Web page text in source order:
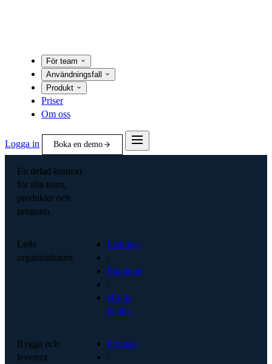
För team
Användningsfall
Produkt
Priser
Om oss
Logga in Boka en demo
En delad kontext
för alla team,
produkter och
program.
Leda
organisationen
Ledning
·
Ekonomi
·
HR &
Kultur
Bygga och
leverera
Produkt
·